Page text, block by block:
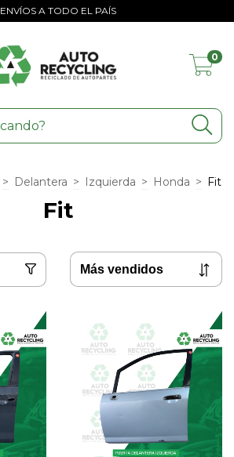
ENVÍOS A TODO EL PAÍS
0
> Delantera > Izquierda > Honda > Fit
Fit